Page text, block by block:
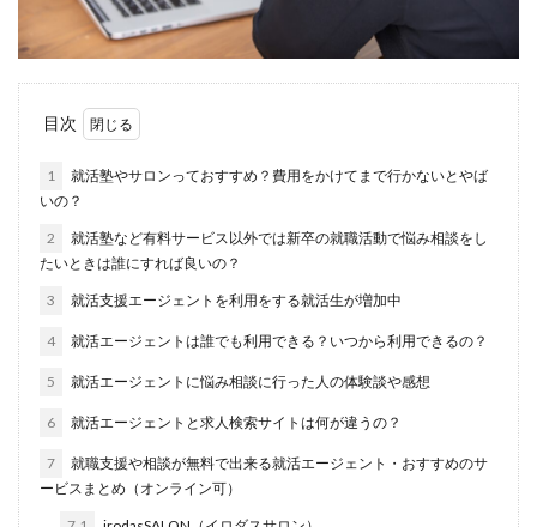
目次
1
就活塾やサロンっておすすめ？費用をかけてまで行かないとやば
いの？
2
就活塾など有料サービス以外では新卒の就職活動で悩み相談をし
たいときは誰にすれば良いの？
3 就活支援エージェントを利用をする就活生が増加中
4 就活エージェントは誰でも利用できる？いつから利用できるの？
5 就活エージェントに悩み相談に行った人の体験談や感想
6 就活エージェントと求人検索サイトは何が違うの？
7
就職支援や相談が無料で出来る就活エージェント・おすすめのサ
ービスまとめ（オンライン可）
例文集
使いわけ
何社受ける？10社少ない
何個
何がしたいかわからない
体験談
外資就活ドットコム
固定残業代
営業以外 問題集
向いていない
名門企業
厳しい
危ない 勝ち組 割合
初任給
性格診断アプリ
情報系学部
会社辞めたい
若者
誰でも受かる業界 評判口コミ
評判
見分け方
裁量権 行かない
落ちる確率
落ちてから
自己分析ツール 身バレ
自己PR動画
職種 職務経歴書
職サークル
締切
第二新卒とは